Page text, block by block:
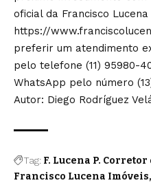
oficial da Francisco
https://
preferir um atendimento
pelo telefone (11) 95980-
WhatsApp pelo número
Autor: Diego Rodríguez
Tag: F. Lucena P.
Francisco Lucena Imóveis